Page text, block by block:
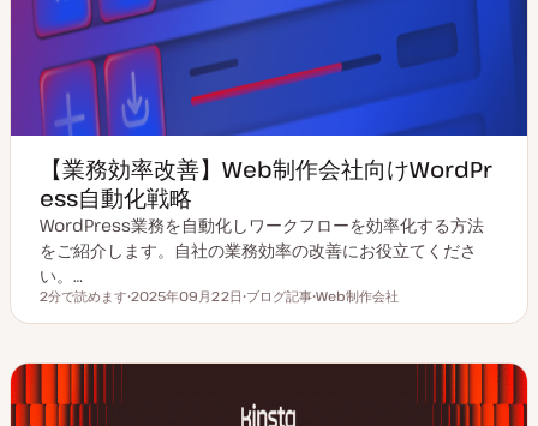
【業務効率改善】Web制作会社向けWordPr
ess自動化戦略
WordPress業務を自動化しワークフローを効率化する方法
をご紹介します。自社の業務効率の改善にお役立てくださ
い。…
読むのにかかる時間
2分で読めます
新
2025年09月22日
稿
イ
ブログ記事
ピ
ク
Web制作会社